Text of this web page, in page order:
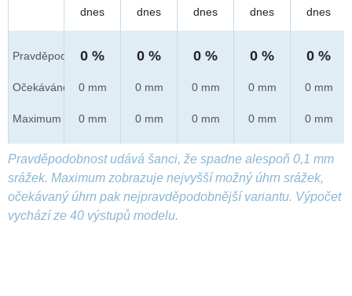
Pravděpod.
Očekáváno
Maximum
dnes
0 %
0 mm
0 mm
dnes
0 %
0 mm
0 mm
dnes
0 %
0 mm
0 mm
dnes
0 %
0 mm
0 mm
dnes
0 %
0 mm
0 mm
Pravděpodobnost udává šanci, že spadne alespoň 0,1 mm
srážek. Maximum zobrazuje nejvyšší možný úhrn srážek,
očekávaný úhrn pak nejpravděpodobnější variantu. Výpočet
vychází ze 40 výstupů modelu.